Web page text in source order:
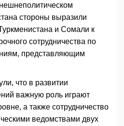
стороны выразили
и Сомали к
сотрудничества по
представляющим
что в развитии
важную роль играют
а также сотрудничество
ведомствами двух